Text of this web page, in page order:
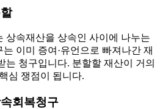
상속재산을 상속인 사이에 나누는
이미 증여·유언으로 빠져나간 재
는 청구입니다. 분할할 재산이 거의
심 쟁점이 됩니다.
회복청구